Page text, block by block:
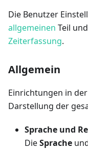
Die Benutzer
allgemeinen Teil
Zeiterfassung.
Allgemein
Einrichtungen in
Darstellung der
Sprache und
DieSprache